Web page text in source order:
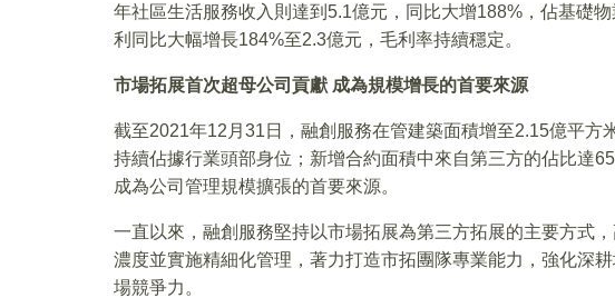
年社區生活服務收入則達到5.1億元，同比大增188%，佔基礎
利同比大幅增長184%至2.3億元，毛利率持續穩定。
市場拓展首次超母公司貢獻 成為規模增長的首要來源
截至2021年12月31日，融創服務在管建築面積增至2.15億平方
持續佔據行業頭部身位；新增合約面積中來自第三方的佔比達
成為公司管理規模擴張的首要來源。
一直以來，融創服務堅持以市場拓展為第三方拓展的主要方式
濃度並實施精細化管理，著力打造市拓團隊專業能力，強化深
場競爭力。